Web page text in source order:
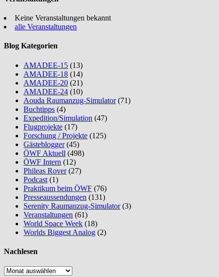
Keine Veranstaltungen bekannt
alle Veranstaltungen
Blog Kategorien
AMADEE-15 (13)
AMADEE-18 (14)
AMADEE-20 (21)
AMADEE-24 (10)
Aouda Raumanzug-Simulator(71)
Buchtipps (4)
Expedition/Simulation (47)
Flugprojekte (17)
Forschung / Projekte (125)
Gästeblogger(45)
ÖWF Aktuell (498)
ÖWF Intern (12)
Phileas Rover(27)
Podcast (1)
Praktikum beim ÖWF (76)
Presseaussendungen (131)
Serenity Raumanzug-Simulator(3)
Veranstaltungen (61)
World Space Week (18)
Worlds Biggest Analog (2)
Nachlesen
Nachlesen